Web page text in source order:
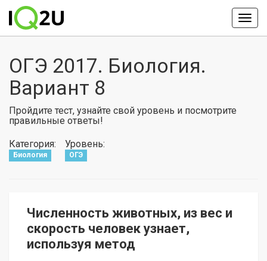
ОГЭ 2017. Биология.
Вариант 8
Пройдите тест, узнайте свой уровень и посмотрите
правильные ответы!
Категория:
Биология
Уровень:
ОГЭ
Численность животных, из вес и
скорость человек узнает,
используя метод